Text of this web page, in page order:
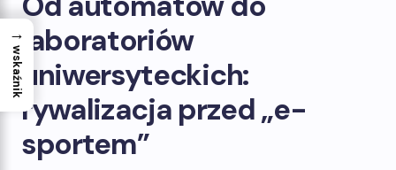
laboratoriów
uniwersyteckich:
rywalizacja przed „e-
sportem”
→
wskaźnik